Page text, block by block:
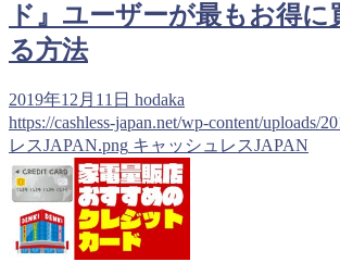
ド』ユーザーが最もお得に
る方法
2019年12月11日 hodaka
https://cashless-japan.net/wp-content/uploads/
レスJAPAN.png キャッシュレスJAPAN